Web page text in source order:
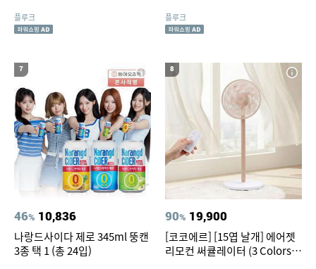
플루크 플루크
7
46% 10,836
나랑드사이다 제로 345ml 뚱캔
3종 택 1 (총 24입)
8
90% 19,900
[코코에르] [15엽 날개] 에어젯
리모컨 써큘레이터 (3 Colors